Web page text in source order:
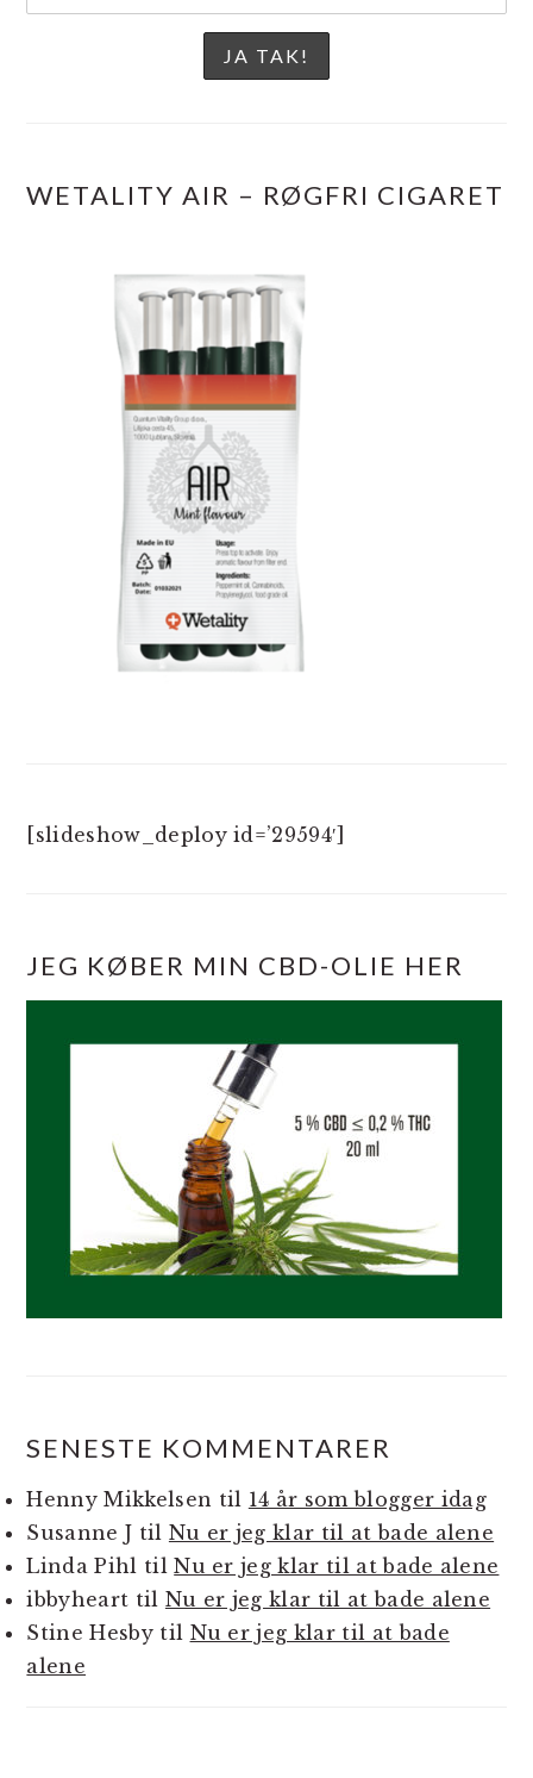
WETALITY AIR – RØGFRI CIGARET
[slideshow_deploy id=’29594′]
JEG KØBER MIN CBD-OLIE HER
SENESTE KOMMENTARER
Henny Mikkelsen til 14 år som blogger idag
Susanne J til Nu er jeg klar til at bade alene
Linda Pihl tilNu er jeg klar til at bade alene
ibbyheart til Nu er jeg klar til at bade alene
Stine Hesbytil Nu er jeg klar til at bade
alene